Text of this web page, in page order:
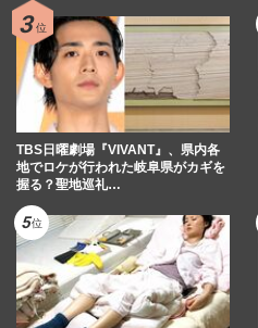
TBS日曜劇場『VIVANT』、県内各
地でロケが行われた岐阜県がカギを
握る？聖地巡礼…